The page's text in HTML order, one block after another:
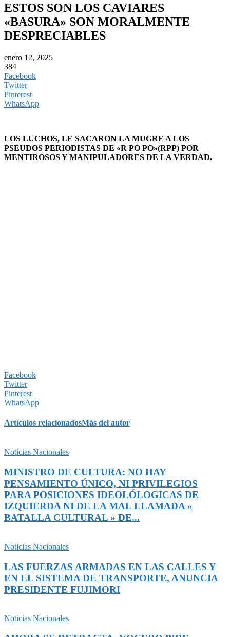
ESTOS SON LOS CAVIARES
«BASURA» SON MORALMENTE
DESPRECIABLES
enero 12, 2025
384
Facebook
Twitter
Pinterest
WhatsApp
LOS LUCHOS, LE SACARON LA MUGRE A LOS
PSEUDOS PERIODISTAS DE «R PO PO»(RPP) POR
MENTIROSOS Y MANIPULADORES DE LA VERDAD.
Facebook
Twitter
Pinterest
WhatsApp
Artículos relacionadosMás del autor
Noticias Nacionales
MINISTRO DE CULTURA: NO HAY
PENSAMIENTO ÚNICO, NI PRIVILEGIOS
PARA POSICIONES IDEOLÓLOGICAS DE
IZQUIERDA NI DE LA MAL LLAMADA »
BATALLA CULTURAL » DE...
Noticias Nacionales
LAS FUERZAS ARMADAS EN LAS CALLES Y
EN EL SISTEMA DE TRANSPORTE, ANUNCIA
PRESIDENTE FUJIMORI
Noticias Nacionales